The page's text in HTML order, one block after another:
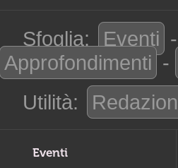
Sfoglia: Eventi -
Approfondimenti -
Utilità:
Eventi